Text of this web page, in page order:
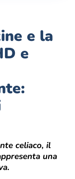
e la
e
celiaco, il
una